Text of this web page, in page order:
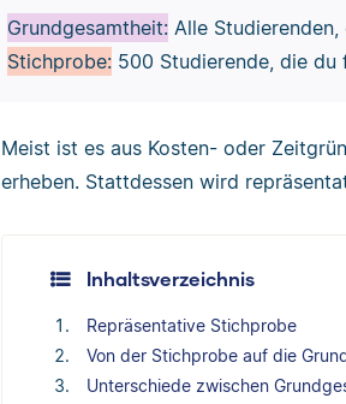
Grundgesamtheit: Alle
Stichprobe:500 Studierende, die du
Meist ist es aus Kosten- oder
erheben. Stattdessen wird
Inhaltsverzeichnis
Repräsentative Stichprobe
Von der Stichprobe auf die
Unterschiede zwischen